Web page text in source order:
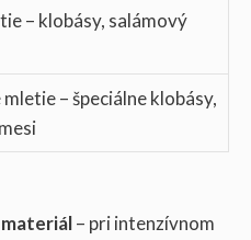
– klobásy, salámový
– špeciálne klobásy,
– pri intenzívnom